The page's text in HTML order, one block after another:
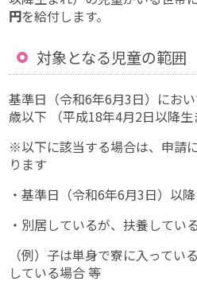
円を給付します。
対象となる児童の範囲
基準日（令和6年6月3日）にお
歳以下 （平成18年4月2日以降
※以下に該当する場合は、申請
ります
・基準日（令和6年6月3日）以
・別居しているが、扶養してい
（例）子は単身で寮に入ってい
している場合 等